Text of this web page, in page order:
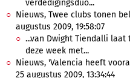
verdedigingsduo...
Nieuws, Twee clubs tonen
augustus 2009, 19:58:07
...van Dwight Tiendalli laat
deze week met...
Nieuws, 'Valencia heeft
25 augustus 2009, 13:34:44